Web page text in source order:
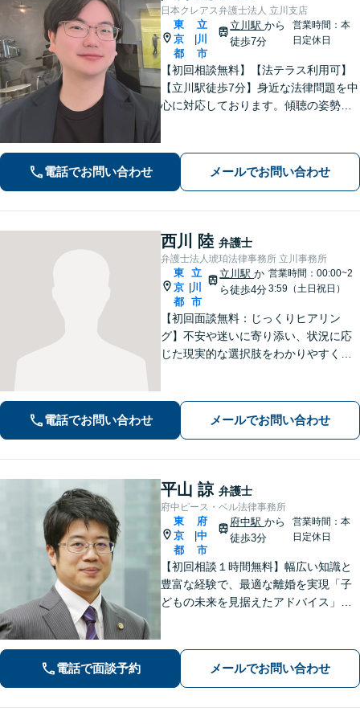
日本クレアス弁護士法人 立川支店
東
京
都
立
川
市
立川駅から
徒歩7分
営業時間：本
日定休日
【初回相談無料】【法テラス利用可】
【立川駅徒歩7分】身近な法律問題を中
心に対応しております。傾聴の姿勢と
ましたらお気軽にご相談ください。
【電話相談可】【休日・夜間面談可】
電話でお問い合わせ メールでお問い合わせ
西川 陸 弁護士
弁護士法人琥珀法律事務所 立川事務所
東
京
都
立
川
市
立川駅か
ら徒歩4分
営業時間：00:00~2
3:59（土日祝日）
【初回面談無料：じっくりヒアリン
グ】不安や迷いに寄り添い、状況に応
じた現実的な選択肢をわかりやすくご
対応】【電話・オンライン面談可】
電話でお問い合わせ メールでお問い合わせ
平山 諒 弁護士
府中ピース・ベル法律事務所
東
京
都
府
中
市
府中駅から
徒歩3分
営業時間：本
日定休日
【初回相談１時間無料】幅広い知識と
豊富な経験で、最適な離婚を実現「子
どもの未来を見据えたアドバイス」
ラスメント対策措置をレクチャー。過
労死・過労自殺などの問題にも精通
【府中駅3分】
電話で面談予約 メールでお問い合わせ